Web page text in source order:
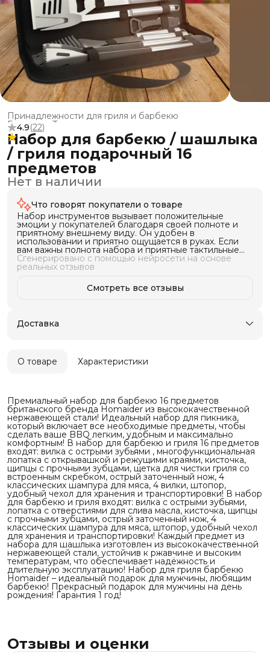
Принадлежности для гриля и барбекю
Товары для отдыха и кемпинга
Главная
4.9(22)
Набор для барбекю / шашлыка
/ гриля подарочный 16
предметов
Нет в наличии
Что говорят покупатели о товаре
Набор инструментов вызывает положительные
эмоции у покупателей благодаря своей полноте и
приятному внешнему виду. Он удобен в
использовании и приятно ощущается в руках. Если
вам важны полнота набора и приятные тактильные
ощущения, данный товар может подойти для вас.
Сгенерировано с помощью нейросети на основе
реальных отзывов
Смотреть все отзывы
Доставка
О товаре Характеристики
Премиальный набор для барбекю 16 предметов
британского бренда Homaider из высококачественной
нержавеющей стали! Идеальный набор для пикника,
который включает все необходимые предметы, чтобы
сделать ваше BBQ легким, удобным и максимально
комфортным! В набор для барбекю и гриля 16 предметов
входят: вилка с острыми зубьями , многофункциональная
лопатка с открывашкой и режущими краями, кисточка,
щипцы с прочными зубцами, щетка для чистки гриля со
встроенным скребком, острый заточенный нож, 4
классических шампура для мяса, 4 вилки, штопор,
удобный чехол для хранения и транспортировки! В набор
для барбекю и гриля входят: вилка с острыми зубьями,
лопатка с отверстиями для слива масла, кисточка, щипцы
с прочными зубцами, острый заточенный нож, 4
классических шампура для мяса, штопор, удобный чехол
для хранения и транспортировки! Каждый предмет из
набора для шашлыка изготовлен из высококачественной
нержавеющей стали, устойчив к ржавчине и высоким
температурам, что обеспечивает надёжность и
длительную эксплуатацию! Набор для гриля барбекю
Homaider – идеальный подарок для мужчины, любящим
барбекю! Прекрасный подарок для мужчины на день
рождения! Гарантия 1 год!
Отзывы и оценки